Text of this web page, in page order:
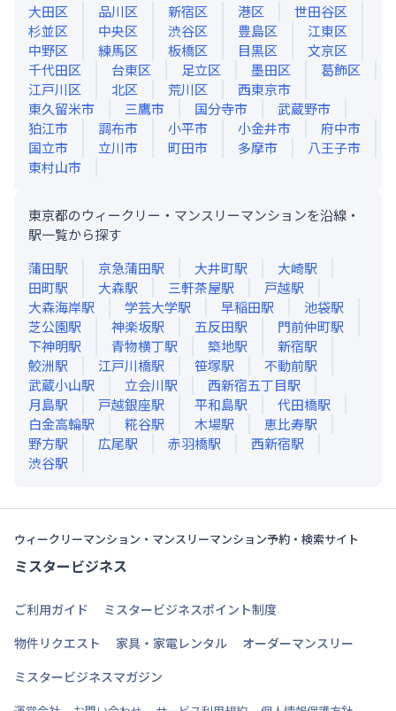
大田区
品川区 新宿区 港区
世田谷区
杉並区
中央区 渋谷区 豊島区
江東区
中野区
練馬区 板橋区 目黒区
文京区
千代田区
台東区 足立区 墨田区
葛飾区
江戸川区
北区 荒川区
西東京市
東久留米市
三鷹市 国分寺市
武蔵野市
狛江市
調布市 小平市 小金井市
府中市
国立市
立川市 町田市 多摩市
八王子市
東村山市
東京都のウィークリー・マンスリーマンションを沿線・
駅一覧から探す
蒲田駅 京急蒲田駅 大井町駅 大崎駅
田町駅 大森駅 三軒茶屋駅 戸越駅
大森海岸駅 学芸大学駅 早稲田駅 池袋駅
芝公園駅 神楽坂駅 五反田駅 門前仲町駅
下神明駅 青物横丁駅 築地駅 新宿駅
鮫洲駅 江戸川橋駅 笹塚駅 不動前駅
武蔵小山駅 立会川駅 西新宿五丁目駅
月島駅 戸越銀座駅 平和島駅 代田橋駅
白金高輪駅 糀谷駅 木場駅 恵比寿駅
野方駅 広尾駅 赤羽橋駅 西新宿駅
渋谷駅
ウィークリーマンション・マンスリーマンション予約・検索サイト
ミスタービジネス
ご利用ガイド
ミスタービジネスポイント制度
物件リクエスト
家具・家電レンタル
オーダーマンスリー
ミスタービジネスマガジン